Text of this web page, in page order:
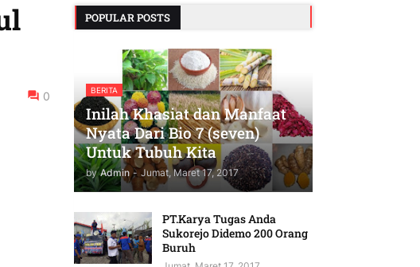
0
POPULAR POSTS
BERITA
Inilah Khasiat dan Manfaat
Nyata Dari Bio 7 (seven)
Untuk Tubuh Kita
by Admin - Jumat, Maret 17, 2017
PT.Karya Tugas Anda
Sukorejo Didemo 200 Orang
Buruh